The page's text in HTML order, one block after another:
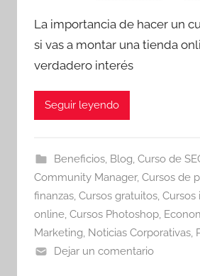
La importancia de hacer un
si vas a montar una tienda
verdadero interés
Seguir leyendo
Beneficios, Blog, Curso de
Community Manager, Cursos de
finanzas, Cursos gratuitos, Cursos
online, Cursos Photoshop,
Marketing, Noticias Corporativas,
Dejar un comentario